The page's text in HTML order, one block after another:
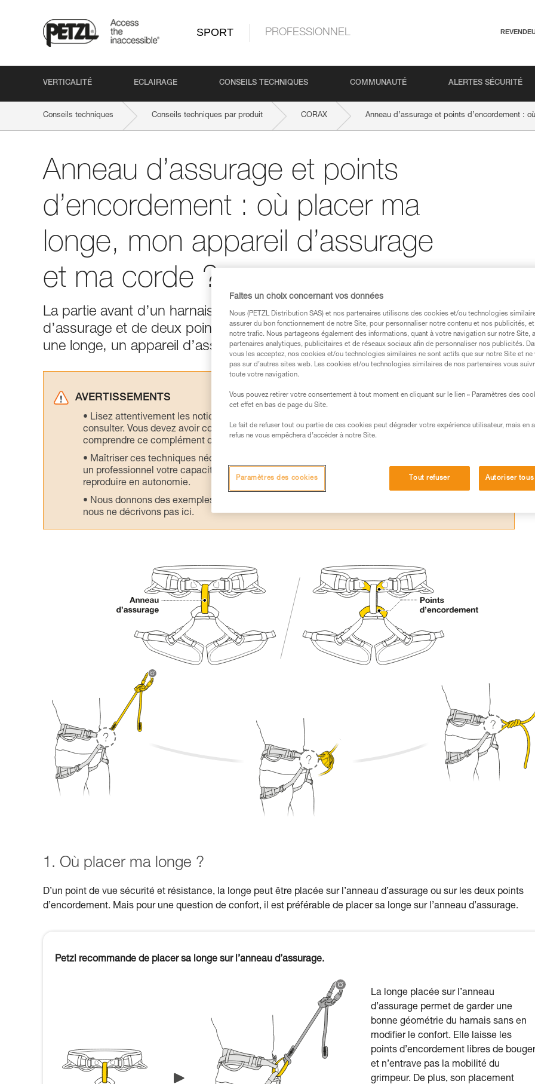
SPORT PROFESSIONNEL
VERTICALITÉ ECLAIRAGE CONSEILS TECHNIQUES COMMUNAUTÉ ALERTES SÉCURITÉ
Conseils techniques Conseils techniques par produit CORAX Anneau d’assurage et points d’encordement :
Anneau d’assurage et points
d’encordement : où placer ma
longe, mon appareil d’assurage
et ma corde ?
La partie avant d’un harnais d’escalade est généralement constituée d’un
d’assurage et de deux points d’encordement. Ces éléments permettent d’y
une longe, un appareil d’assurage et une corde.
AVERTISSEMENTS
Lisez attentivement les notices techniques des produits utilisés dans ce conseil avant de le
consulter. Vous devez avoir compris les informations de la notice technique pour pouvoir
comprendre ce complément d’informations.
Maîtriser ces techniques nécessite une formation et un entraînement spécifique. Validez avec
un professionnel votre capacité à refaire la manipulation, seul, en toute sécurité, avant de la
reproduire en autonomie.
Nous donnons des exemples de techniques liées à votre activité. Il peut en exister d’autres que
nous ne décrivons pas ici.
1. Où placer ma longe ?
D’un point de vue sécurité et résistance, la longe peut être placée sur l’anneau d’assurage ou sur les deux points
d’encordement. Mais pour une question de confort, il est préférable de placer sa longe sur l’anneau d’assurage.
Petzl recommande de placer sa longe sur l’anneau d’assurage.
La longe placée sur l’anneau
d’assurage permet de garder une
bonne géométrie du harnais sans en
modifier le confort. Elle laisse les
points d’encordement libres de bouger
et n’entrave pas la mobilité du
grimpeur. De plus, son placement
Faites un choix concernant vos données
Nous (PETZL Distribution SAS) et nos partenaires utilisons des cookies et/ou technologies
assurer du bon fonctionnement de notre Site, pour personnaliser notre contenu et nos publicités,
notre trafic. Nous partageons également des informations, quant à votre navigation sur notre Site,
partenaires analytiques, publicitaires et de réseaux sociaux afin de personnaliser nos publicités.
vous les acceptez, nos cookies et/ou technologies similaires ne sont actifs que sur notre Site et ne
pas sur d’autres sites web. Les cookies et/ou technologies similaires de nos partenaires vous
toute votre navigation.
Vous pouvez retirer votre consentement à tout moment en cliquant sur le lien « Paramètres des
cet effet en bas de page du Site.
Le fait de refuser tout ou partie de ces cookies peut dégrader votre expérience utilisateur, mais en
refus ne vous empêchera d’accéder à notre Site.
Tout refuser Autoriser
Paramètres des cookies